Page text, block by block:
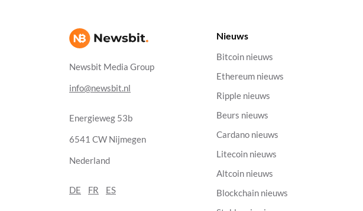
Newsbit Media Group
info@newsbit.nl
Energieweg 53b
6541 CW Nijmegen
Nederland
DE FR ES
Nieuws
Bitcoin nieuws
Ethereum nieuws
Ripple nieuws
Beurs nieuws
Cardano nieuws
Litecoin nieuws
Altcoin nieuws
Blockchain nieuws